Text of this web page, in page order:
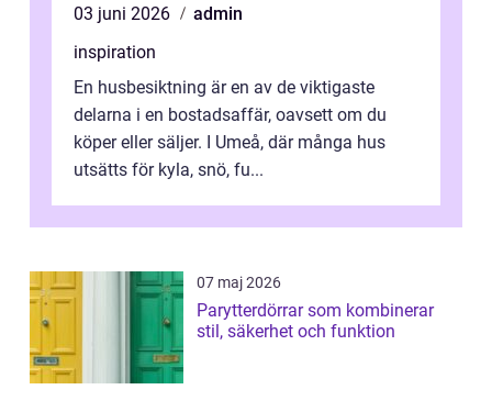
03 juni 2026
admin
inspiration
En husbesiktning är en av de viktigaste
delarna i en bostadsaffär, oavsett om du
köper eller säljer. I Umeå, där många hus
utsätts för kyla, snö, fu...
07 maj 2026
Parytterdörrar som kombinerar
stil, säkerhet och funktion